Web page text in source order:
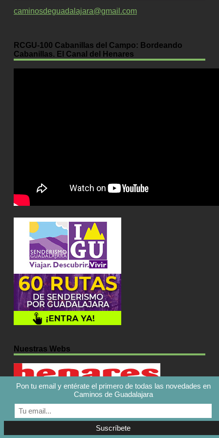
caminosdeguadalajara@gmail.com
RCGU-100 Cabanillas del Campo: Bordeando
Cabanillas. El Canal del Henares
Nuestras Webs
Caminos de Guadalajara © 2026. Todos los derechos
Pon tu email y entérate el primero de todas las novedades en
Caminos de Guadalajara